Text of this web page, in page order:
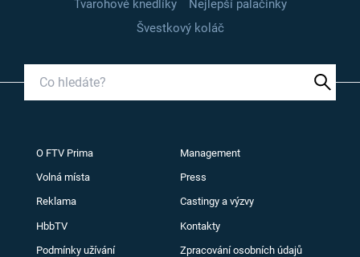
Tvarohové knedlíky
Nejlepší palačinky
Švestkový koláč
O FTV Prima Management
Volná místa Press
Reklama Castingy a výzvy
HbbTV Kontakty
Podmínky užívání Zpracování osobních údajů